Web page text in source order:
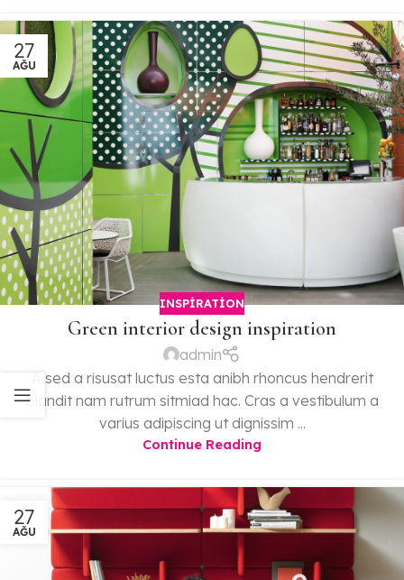
27
AĞU
INSPIRATION
Green interior design inspiration
admin
A sed a risusat luctus esta anibh rhoncus hendrerit
blandit nam rutrum sitmiad hac. Cras a vestibulum a
varius adipiscing ut dignissim ...
Continue Reading
27
AĞU